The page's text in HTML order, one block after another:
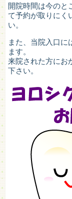
開院時間は今のと
て予約が取りにく
い。
また、当院入口に
ます。
来院された方にお
下さい。